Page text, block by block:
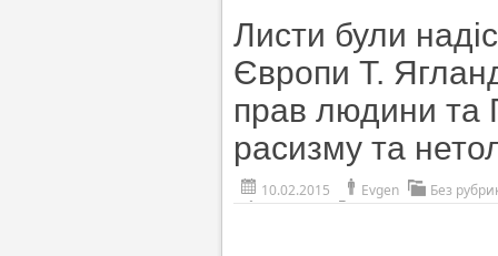
Листи були
Європи Т.
прав людини та
расизму та
10.02.2015 Evgen Без